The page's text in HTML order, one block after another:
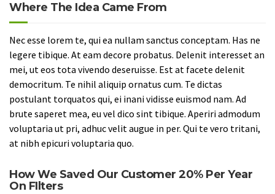
Where The Idea Came From
Nec esse lorem te, qui ea nullam sanctus conceptam. Has ne
legere tibique. At eam decore probatus. Delenit interesset an
mei, ut eos tota vivendo deseruisse. Est at facete delenit
democritum. Te nihil aliquip ornatus cum. Te dictas
postulant torquatos qui, ei inani vidisse euismod nam. Ad
brute saperet mea, eu vel dico sint tibique. Aperiri admodum
voluptaria ut pri, adhuc velit augue in per. Qui te vero tritani,
at nibh epicuri voluptaria quo.
How We Saved Our Customer 20% Per Year
On FIlters